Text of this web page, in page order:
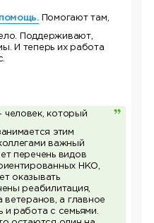
Помогают там,
Поддерживают,
И теперь их работа
который
этим
важный
перечень видов
НКО,
оказывать
реабилитация,
ветеранов, а главное
работа с семьями.